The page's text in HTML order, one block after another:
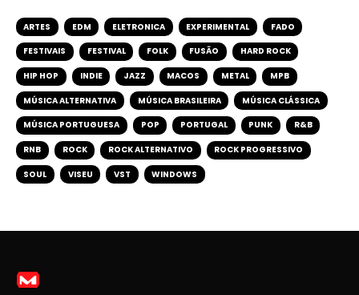
ARTES EDM ELETRONICA EXPERIMENTAL FADO
FESTIVAIS FESTIVAL FOLK FUSÃO HARD ROCK
HIP HOP INDIE JAZZ MACOS METAL MPB
MÚSICA ALTERNATIVA MÚSICA BRASILEIRA MÚSICA CLÁSSICA
MÚSICA PORTUGUESA POP PORTUGAL PUNK R&B
RNB ROCK ROCK ALTERNATIVO ROCK PROGRESSIVO
SOUL VISEU VST WINDOWS